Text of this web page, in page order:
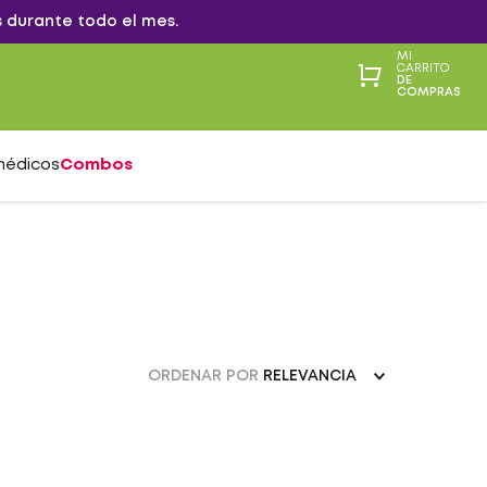
durante todo el mes.
MI
CARRITO
DE
COMPRAS
Combos
ORDENAR POR RELEVANCIA